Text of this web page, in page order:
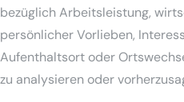
bezüglich Arbeitsleistung,
persönlicher Vorlieben,
Aufenthaltsort oder
zu analysieren oder